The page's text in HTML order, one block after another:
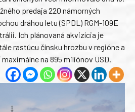
predaja 220 námorných
dráhou letu (SPDL) RGM-109E
Ich plánovaná akvizícia je
rastúcu čínsku hrozbu v regióne a
na 895 miliónov USD.